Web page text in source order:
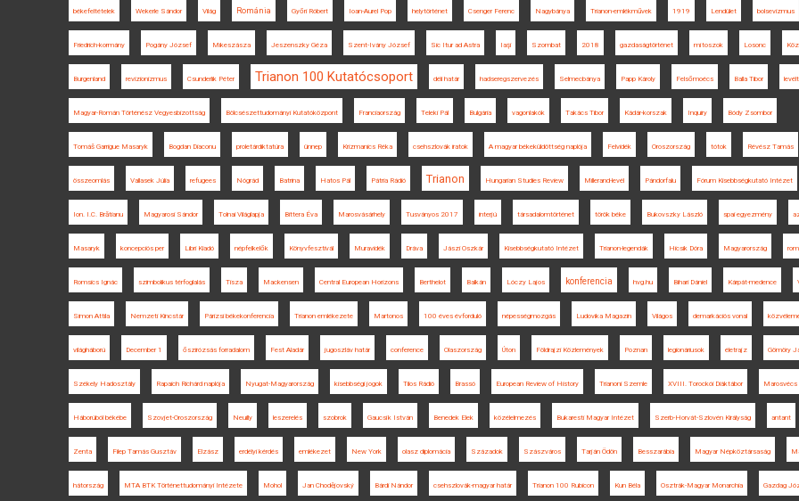
békefeltételek Wekerle Sándor Világ Románia Győri Róbert Ioan-Aurel Pop helytörténet Csenger Ferenc Nagybánya Trianon-emlékművek 1919 Lendület bolsevizmus
Friedrich-kormány Pogány József Mikeszásza Jeszenszky Géza Szent-Ivány József Sic Itur ad Astra Iaşi Szombat 2018 gazdaságtörténet mítoszok Losonc
Burgenland revizionizmus Csunderlik Péter Trianon 100 Kutatócsoport déli határ hadseregszervezés Selmecbánya Papp Károly Felsőmoécs Balla Tibor
Magyar-Román Történész Vegyesbizottság Bölcsészettudományi Kutatóközpont Franciaország Teleki Pál Bulgária vagonlakók Takács Tibor Kádár-korszak Inquiry Bódy Zsombor
Tomáš Garrigue Masaryk Bogdan Diaconu proletárdiktatúra ünnep Krizmanics Réka csehszlovák iratok A magyar békeküldöttség naplója Felvidék Oroszország tótok Révész Tamás
összeomlás Vallasek Júlia refugees Nógrád Batrina Hatos Pál Pátria Rádió Trianon Hungarian Studies Review Millerand-levél Pándorfalu Fórum Kisebbségkutató Intézet
Ion. I.C. Brătianu Magyarosi Sándor Tolnai Világlapja Bittera Éva Marosvásárhely Tusványos 2017 interjú társadalomtörténet török béke Bukovszky László spai egyezmény
Masaryk koncepciós per Libri Kiadó népfelkelők Könyvfesztivál Muravidék Dráva Jászi Oszkár Kisebbségkutató Intézet Trianon-legendák Hicsik Dóra Magyarország
Romsics Ignác szimbolikus térfoglalás Tisza Mackensen Central European Horizons Berthelot Balkán Lóczy Lajos konferencia hvg.hu Bihari Dániel Kárpát-medence
Simon Attila Nemzeti Kincstár Párizsi békekonferencia Trianon emlékezete Martonos 100 éves évforduló népességmozgás Ludovika Magazin Világos demarkációs vonal
világháború December 1 őszirózsás forradalom Fest Aladár jugoszláv határ conference Olaszország Úton Földrajzi Közlemények Poznan legionáriusok életrajz Gömöry
Székely Hadosztály Rapaich Richárd naplója Nyugat-Magyarország kisebbségi jogok Tilos Rádió Brassó European Review of History Trianoni Szemle XVIII. Torockói Diáktábor Marosvécs
Háborúból békébe Szovjet-Oroszország Neuilly leszerelés szobrok Gaucsík István Benedek Elek közélelmezés Bukaresti Magyar Intézet Szerb-Horvát-Szlovén Királyság antant
Zenta Filep Tamás Gusztáv Elzász erdélyi kérdés emlékezet New York olasz diplomácia Századok Szászváros Tarján Ödön Besszarábia Magyar Népköztársaság
hátország MTA BTK Történettudományi Intézete Mohol Jan Chodějovský Bárdi Nándor csehszlovák-magyar határ Trianon 100 Rubicon Kun Béla Osztrák-Magyar Monarchia Gazdag